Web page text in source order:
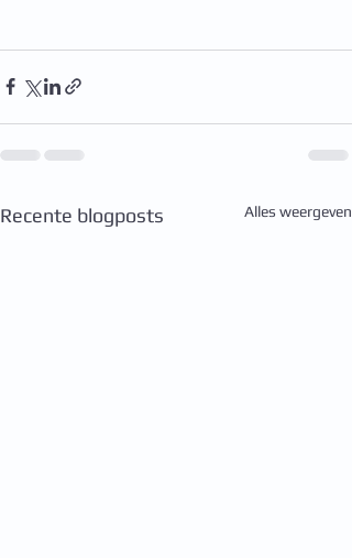
Recente blogposts Alles weergeven